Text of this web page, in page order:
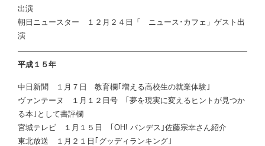
出演
朝日ニュースター １２月２４日「 ニュース･カフェ」ゲスト出
演
平成１５年
中日新聞 １月７日 教育欄｢増える高校生の就業体験｣
ヴァンテーヌ １月１２日号 ｢夢を現実に変えるヒントが見つか
る本｣として書評欄
宮城テレビ １月１５日 ｢OH! バンデス｣佐藤宗幸さん紹介
東北放送 １月２１日｢グッディランキング｣